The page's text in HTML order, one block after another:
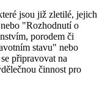
jsou již zletilé, jejich
"Rozhodnutí o
porodem či
stavu" nebo
připravovat na
činnost pro